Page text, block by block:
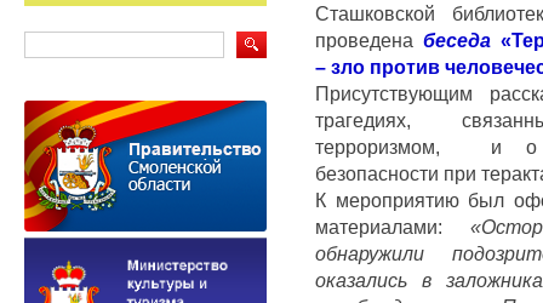
Сташковской
проведена беседа
– зло против
Присутствующим
трагедиях,
терроризмом, и о
безопасности при
К мероприятию был
материалами:
обнаружили
оказались в